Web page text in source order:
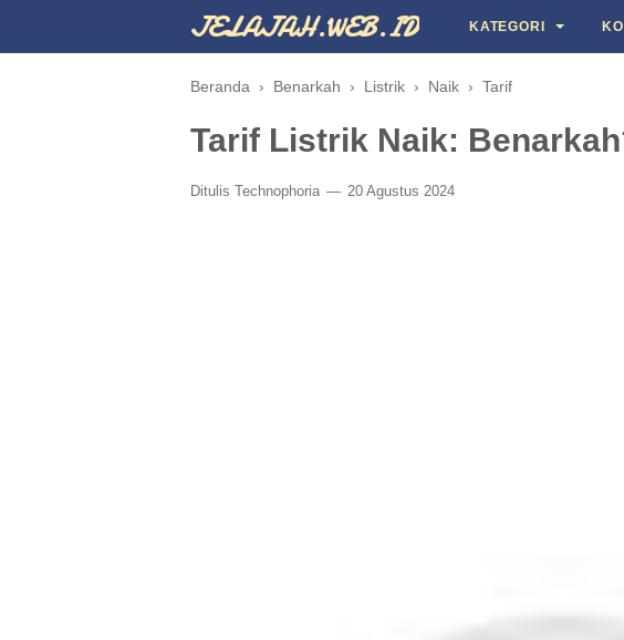
JELAJAH.WEB.ID KATEGORI
Beranda › Benarkah › Listrik › Naik › Tarif
Tarif Listrik Naik:
Ditulis Technophoria 20 Agustus 2024